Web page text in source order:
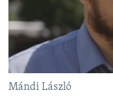
EURÓPAI UNIÓ
VILÁG
KLÍMAVÁLTOZÁS
A MÚLT TANULSÁGAI
Mándi László